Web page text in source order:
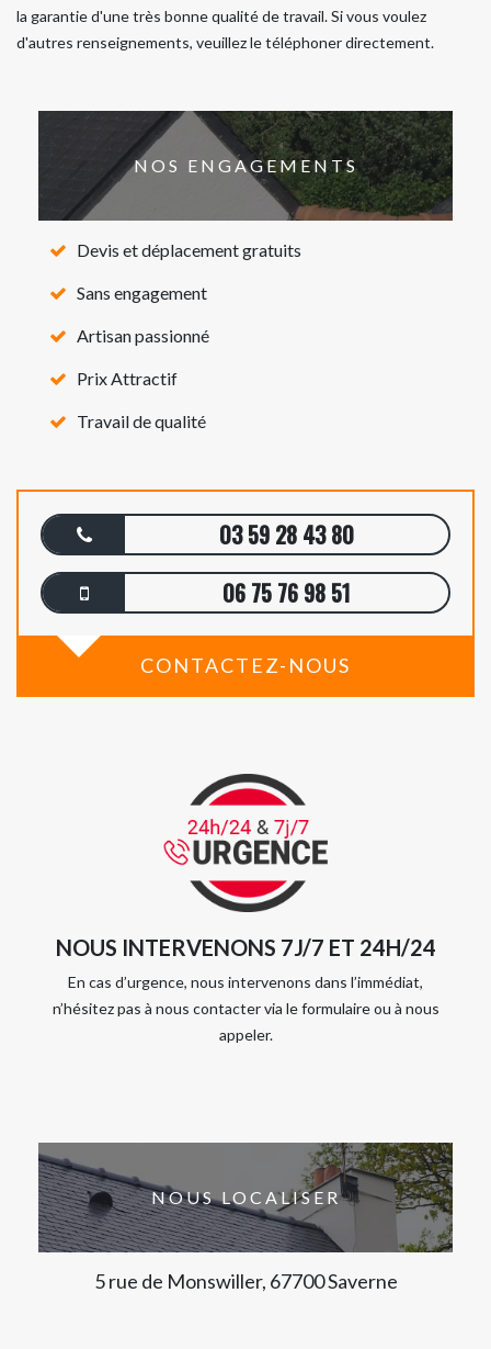
la garantie d'une très bonne qualité de travail. Si vous voulez
d'autres renseignements, veuillez le téléphoner directement.
NOS ENGAGEMENTS
Devis et déplacement gratuits
Sans engagement
Artisan passionné
Prix Attractif
Travail de qualité
03 59 28 43 80
06 75 76 98 51
CONTACTEZ-NOUS
NOUS INTERVENONS 7J/7 ET 24H/24
En cas d’urgence, nous intervenons dans l’immédiat,
n’hésitez pas à nous contacter via le formulaire ou à nous
appeler.
NOUS LOCALISER
5 rue de Monswiller, 67700 Saverne